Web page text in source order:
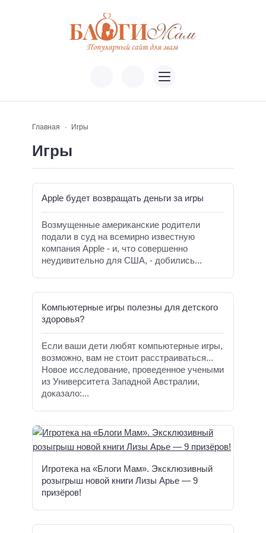
Главная Игры
Игры
Apple будет возвращать деньги за игры
Возмущенные американские родители
подали в суд на всемирно известную
компания Apple - и, что совершенно
неудивительно для США, - добились...
Компьютерные игры полезны для детского
здоровья?
Если ваши дети любят компьютерные игры,
возможно, вам не стоит расстраиваться...
Новое исследование, проведенное учеными
из Университета Западной Австралии,
доказало:...
Игротека на «Блоги Мам». Эксклюзивный
розыгрыш новой книги Лизы Арье — 9
призёров!